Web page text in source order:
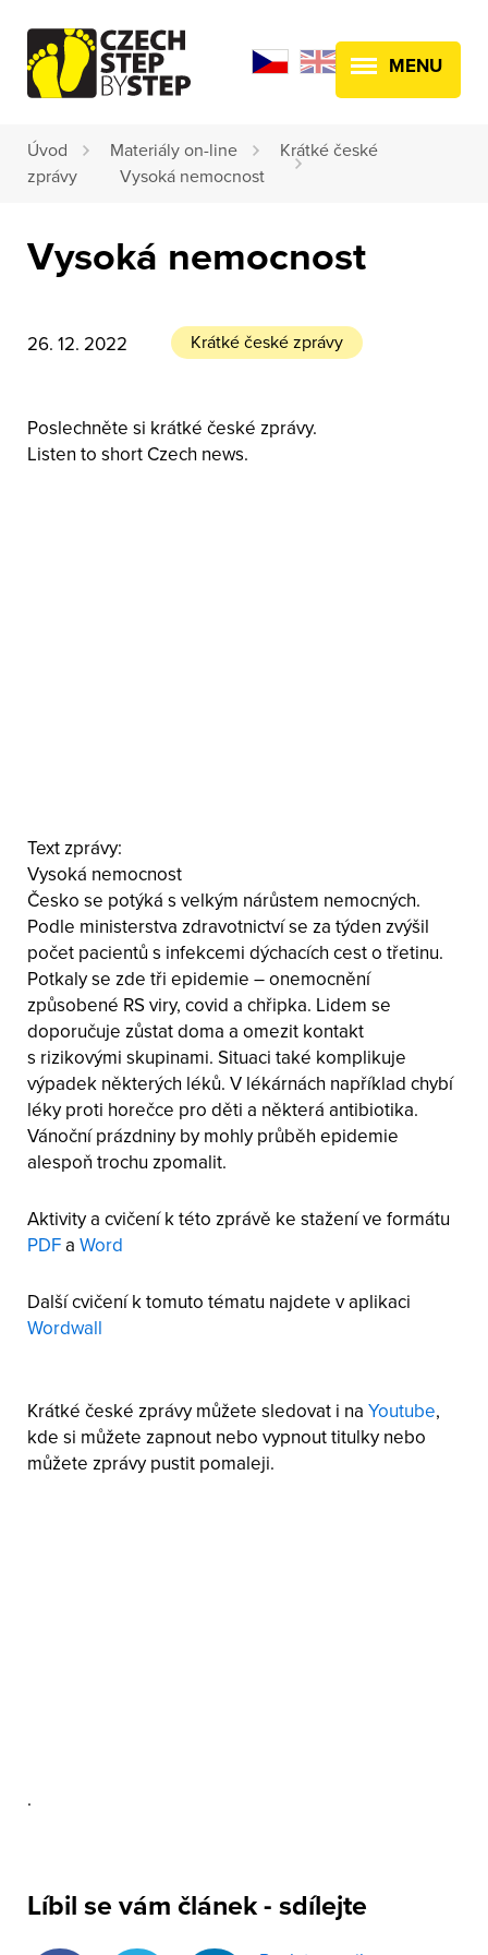
MENU
Úvod Materiály on-line
Krátké české
zprávy
Vysoká nemocnost
Vysoká nemocnost
26. 12. 2022 Krátké české zprávy
Poslechněte si krátké české zprávy.
Listen to short Czech news.
Text zprávy:
Vysoká nemocnost
Česko se potýká s velkým nárůstem nemocných.
Podle ministerstva zdravotnictví se za týden zvýšil
počet pacientů s infekcemi dýchacích cest o třetinu.
Potkaly se zde tři epidemie – onemocnění
způsobené RS viry, covid a chřipka. Lidem se
doporučuje zůstat doma a omezit kontakt
s rizikovými skupinami. Situaci také komplikuje
výpadek některých léků. V lékárnách například chybí
léky proti horečce pro děti a některá antibiotika.
Vánoční prázdniny by mohly průběh epidemie
alespoň trochu zpomalit.
Aktivity a cvičení k této zprávě ke stažení ve formátu
PDFa Word
Další cvičení k tomuto tématu najdete v aplikaci
Wordwall
Krátké české zprávy můžete sledovat i na Youtube,
kde si můžete zapnout nebo vypnout titulky nebo
můžete zprávy pustit pomaleji.
.
Líbil se vám článek - sdílejte